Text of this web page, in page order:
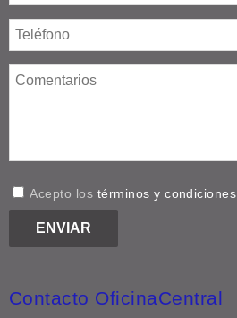
Acepto los términos y condiciones
Contacto OficinaCentral